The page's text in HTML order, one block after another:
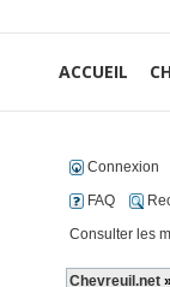
ACCUEIL
Connexion
FAQ
Consulter les
Chevreuil.net »